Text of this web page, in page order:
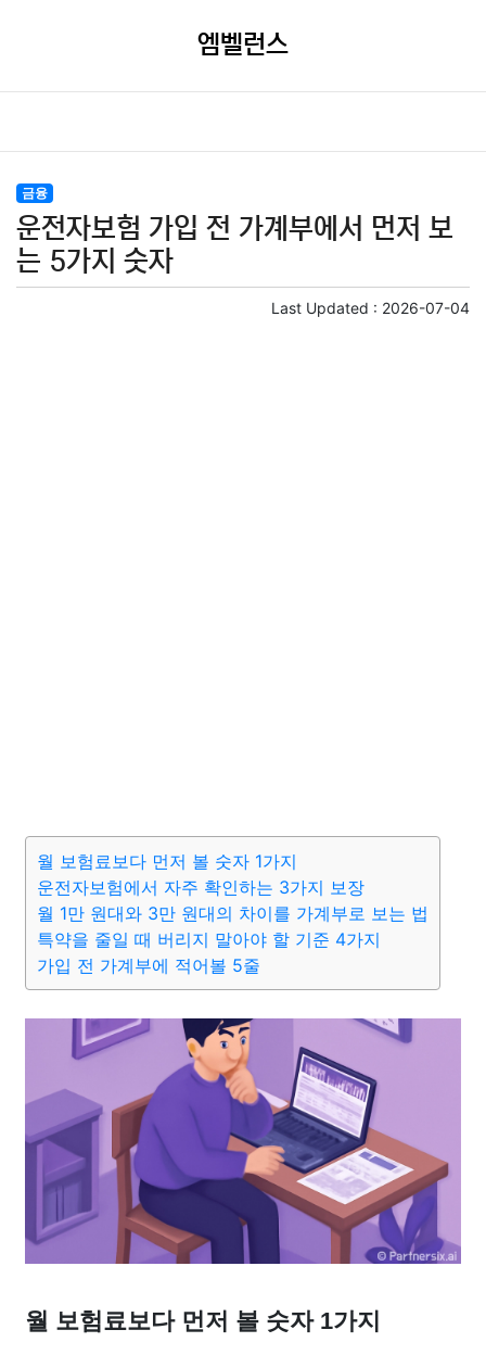
엠벨런스
금융
운전자보험 가입 전 가계부에서 먼저 보
는 5가지 숫자
Last Updated : 2026-07-04
월 보험료보다 먼저 볼 숫자 1가지
운전자보험에서 자주 확인하는 3가지 보장
월 1만 원대와 3만 원대의 차이를 가계부로 보는 법
특약을 줄일 때 버리지 말아야 할 기준 4가지
가입 전 가계부에 적어볼 5줄
월 보험료보다 먼저 볼 숫자 1가지